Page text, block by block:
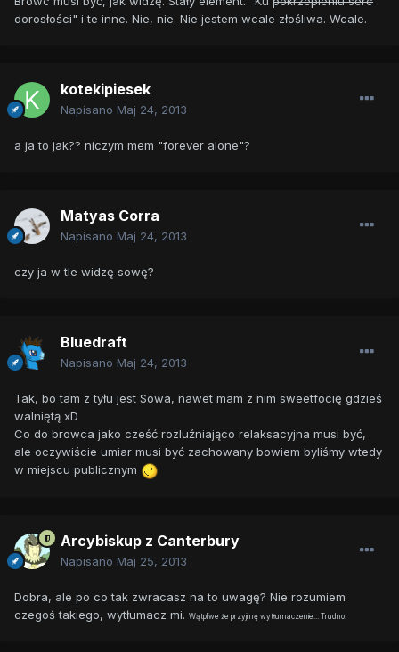
dorosłości" i te inne. Nie, nie. Nie jestem wcale złośliwa. Wcale.
kotekipiesek
Napisano Maj 24, 2013
a ja to jak?? niczym mem "forever alone"?
Matyas Corra
Napisano Maj 24, 2013
czy ja w tle widzę sowę?
Bluedraft
Napisano Maj 24, 2013
Tak, bo tam z tyłu jest Sowa, nawet mam z nim sweetfocię gdzieś
walniętą xD
Co do browca jako cześć rozluźniająco relaksacyjna musi być,
ale oczywiście umiar musi być zachowany bowiem byliśmy wtedy
w miejscu publicznym
Arcybiskup z Canterbury
Napisano Maj 25, 2013
Dobra, ale po co tak zwracasz na to uwagę? Nie rozumiem
czegoś takiego, wytłumacz mi. Wątpliwe że przyjmę wytłumaczenie... Trudno.